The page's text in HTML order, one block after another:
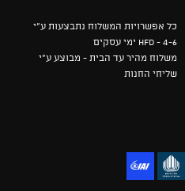
כל אפשרויות המשלוח נתבצעות ע"י
HFD - 4-6 ימי עסקים
משלוח מהיר עד הבית - מבוצע ע"י
שליחי החנות